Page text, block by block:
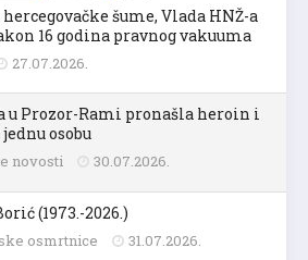
šume, Vlada HNŽ-a
16 godina pravnog vakuuma
27.07.2026.
u Prozor-Rami pronašla heroin i
osobu
novosti 30.07.2026.
(1973.-2026.)
osmrtnice 31.07.2026.